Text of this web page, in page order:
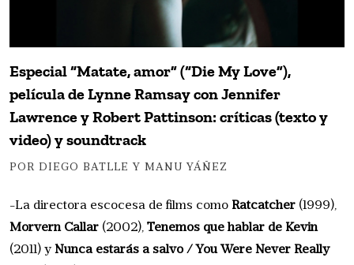
Especial “Matate, amor” (“Die My Love”),
película de Lynne Ramsay con Jennifer
Lawrence y Robert Pattinson: críticas (texto y
video) y soundtrack
POR DIEGO BATLLE Y MANU YÁÑEZ
-La directora escocesa de films como Ratcatcher (1999),
Morvern Callar (2002), Tenemos que hablar de Kevin
(2011) yNunca estarás a salvo / You Were Never Really